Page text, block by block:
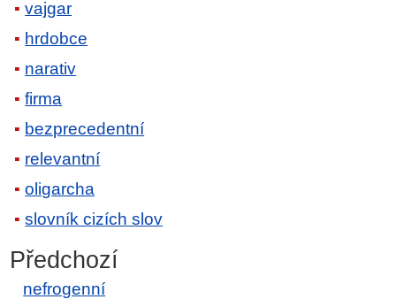
vajgar
hrdobce
narativ
firma
bezprecedentní
relevantní
oligarcha
slovník cizích slov
Předchozí
nefrogenní